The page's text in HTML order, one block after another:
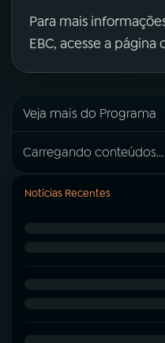
Para mais
EBC, acesse a página
Veja mais do Programa
Carregando conteúdos...
Notícias Recentes